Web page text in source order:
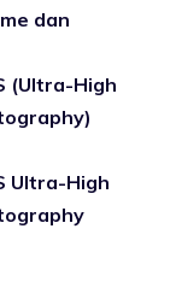
dan
(Ultra-High
Ultra-High